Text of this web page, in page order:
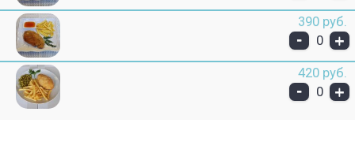
390 руб.
- 0 +
420 руб.
- 0 +